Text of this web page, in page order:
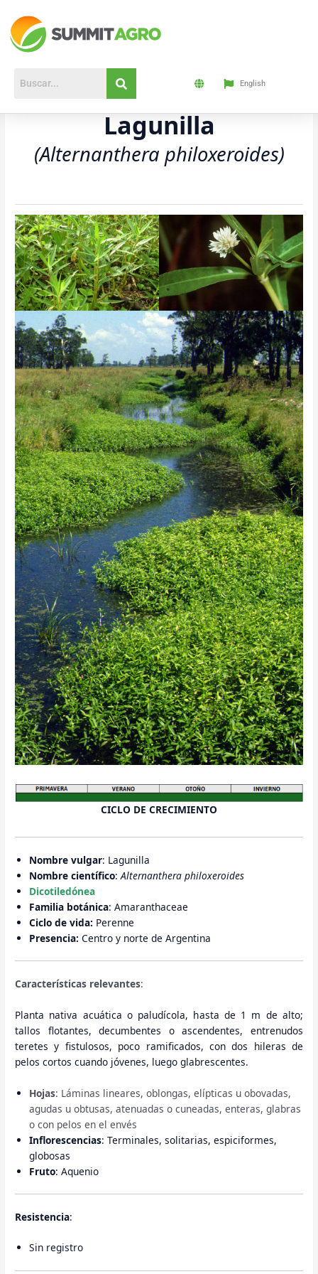
English
Lagunilla
(Alternanthera philoxeroides)
CICLO DE CRECIMIENTO
Nombre vulgar: Lagunilla
Nombre científico: Alternanthera philoxeroides
Dicotiledónea
Familia botánica: Amaranthaceae
Ciclo de vida: Perenne
Presencia: Centro y norte de Argentina
Características relevantes:
Planta nativa acuática o paludícola, hasta de 1 m de alto;
tallos flotantes, decumbentes o ascendentes, entrenudos
teretes y fistulosos, poco ramificados, con dos hileras de
pelos cortos cuando jóvenes, luego glabrescentes.
Hojas: Láminas lineares, oblongas, elípticas u obovadas,
agudas u obtusas, atenuadas o cuneadas, enteras, glabras
o con pelos en el envés
Inflorescencias: Terminales, solitarias, espiciformes,
globosas
Fruto: Aquenio
Resistencia:
Sin registro